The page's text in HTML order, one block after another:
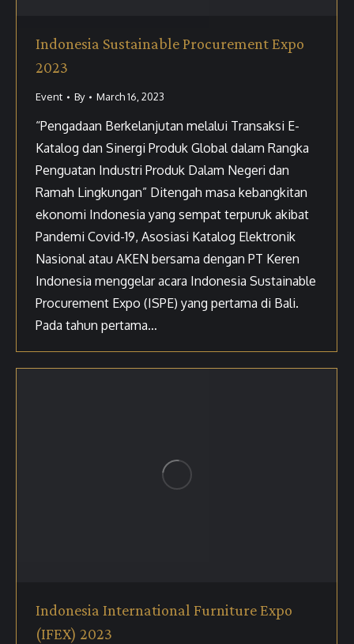
Indonesia Sustainable Procurement Expo
2023
Event By March 16, 2023
“Pengadaan Berkelanjutan melalui Transaksi E-
Katalog dan Sinergi Produk Global dalam Rangka
Penguatan Industri Produk Dalam Negeri dan
Ramah Lingkungan” Ditengah masa kebangkitan
ekonomi Indonesia yang sempat terpuruk akibat
Pandemi Covid-19, Asosiasi Katalog Elektronik
Nasional atau AKEN bersama dengan PT Keren
Indonesia menggelar acara Indonesia Sustainable
Procurement Expo (ISPE) yang pertama di Bali.
Pada tahun pertama…
Indonesia International Furniture Expo
(IFEX) 2023